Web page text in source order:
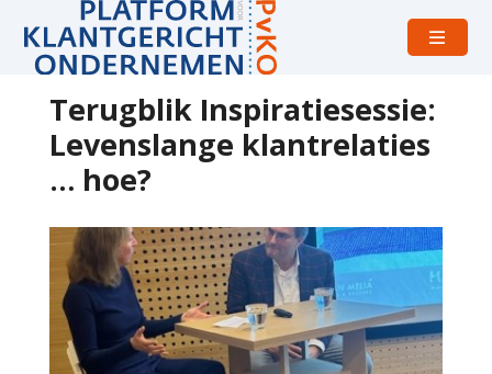
Open
Terugblik Inspiratiesessie:
Levenslange klantrelaties
… hoe?